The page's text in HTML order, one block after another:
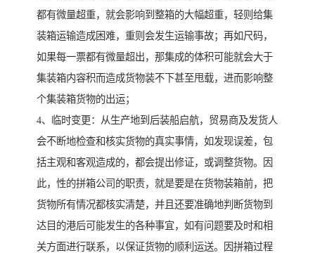
都有微量超重，就会影响到整箱的大幅超重，轻则给集
装箱运输造成困难，重则会发生运输事故；再如尺码，
如果每一票都有微量超出，那集成的体积可能就会大于
集装箱内容积而造成货物装不下甚至甩载，进而影响整
个集装箱货物的出运；
4、临时变更：从生产地到后装船启航，贸易商及发货人
会不断地检查和核实货物的真实事情，如发现误差，包
括主观和客观造成的，都会提出修证，或调整货物。因
此，性的拼箱公司的职责，就是要是在货物装箱前，把
货物所有情况都核实清楚，并且还要准确地判断货物到
达目的港后可能发生的各种事宜，如有问题要及时和相
关方面进行联系，以保证货物的顺利运送。因拼箱过程